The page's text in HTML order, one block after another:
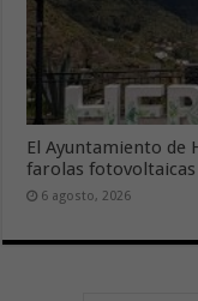
El Ayuntamiento de
farolas fotovoltaicas
6 agosto, 2026